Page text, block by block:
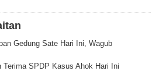
Gedung Sate Hari Ini, Wagub
Terima SPDP Kasus Ahok Hari Ini